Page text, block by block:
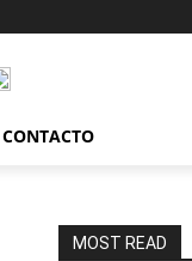
CONTACTO
MOST READ